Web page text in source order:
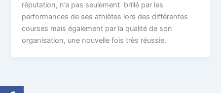
réputation, n’a pas seulement brillé par les
performances de ses athlètes lors des différentes
courses mais également par la qualité de son
organisation, une nouvelle fois très réussie.